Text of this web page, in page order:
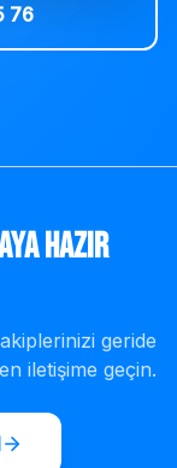
76
Hazır
geride
iletişime geçin.